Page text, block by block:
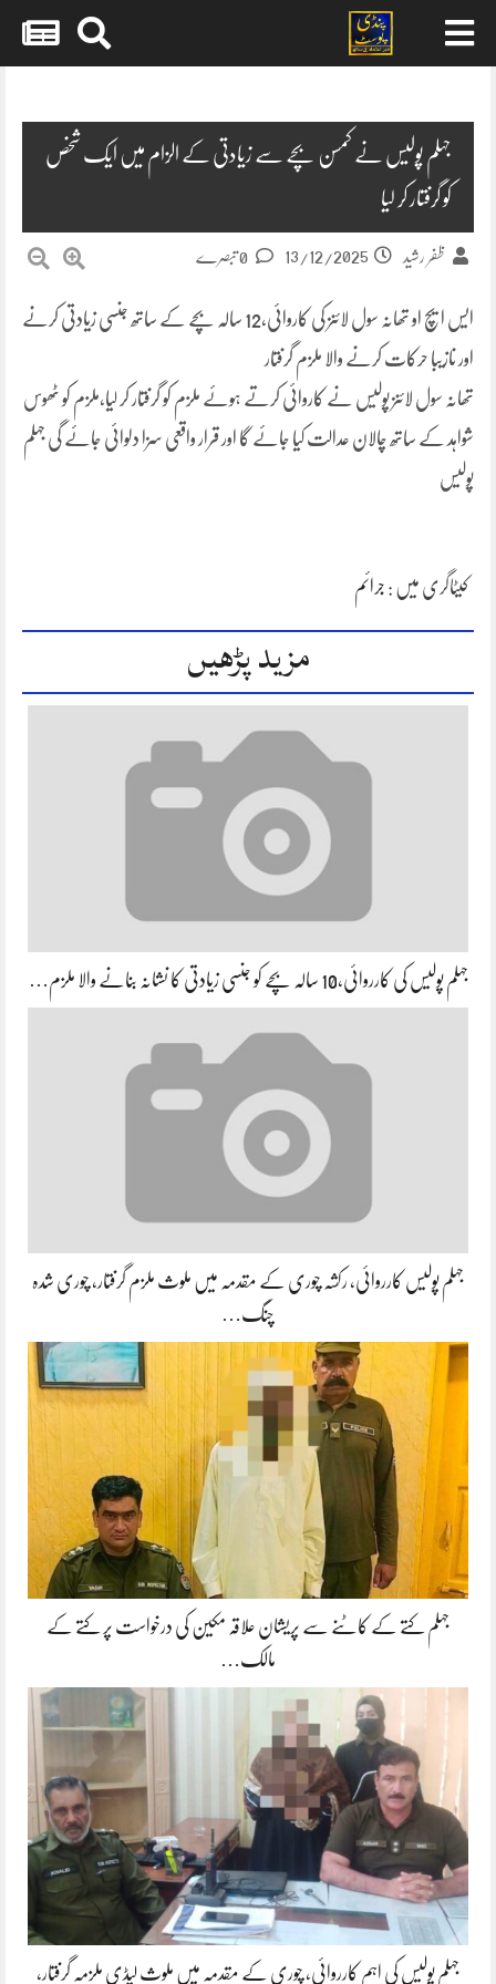
جہلم پولیس نے کمسن بچے سے زیادتی کے الزام میں ایک شخص
کو گرفتار کر لیا
ظفر رشید 13/12/2025
ایس ایچ او تھانہ سول لائنز کی کاروائی،12 سالہ بچے کے ساتھ جنسی زیادتی کرنے
اور نازیبا حرکات کرنے والا ملزم گرفتار
تھانہ سول لائنز پولیس نے کاروائی کرتے ہوئے ملزم کو گرفتار کر لیا،ملزم کو ٹھوس
شواہد کے ساتھ چالان عدالت کیا جائے گا اور قرار واقعی سزا دلوائی جائے گی جہلم
پولیس
کیٹاگری میں : جرائم
مزید پڑھیں
جہلم پولیس کی کارروائی،10 سالہ بچے کو جنسی زیادتی کا نشانہ بنانے والا ملزم…
جہلم پولیس کارروائی، رکشہ چوری کے مقدمہ میں ملوث ملزم گرفتار، چوری شدہ
چنگ…
جہلم کتے کے کاٹنے سے پریشان علاقہ مکین کی درخواست پر کتے کے
مالک…
جہلم پولیس کی اہم کارروائی، چوری کے مقدمہ میں ملوث لیڈی ملزمہ گرفتار،